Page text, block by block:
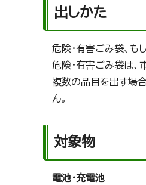
出しかた
危険・有害ごみ袋、も
危険・有害ごみ袋は、
複数の品目を出す場
ん。
対象物
電池・充電池